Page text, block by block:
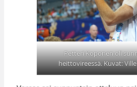
Petteri Koponen oli
heittovireessä. Kuvat: